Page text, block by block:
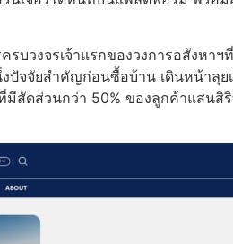
รบวงจรเจ้าแรกของวงการอสังหา
จจัยสำคัญก่อนซื้อบ้าน เดินหน้าลุย
สัดส่วนกว่า 50% ของลูกค้าแสนสิ